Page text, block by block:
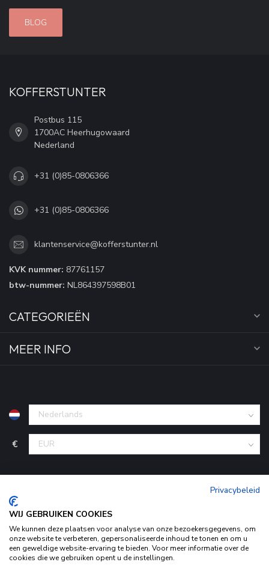
BLOG
KOFFERSTUNTER
Postbus 115
1700AC Heerhugowaard
Nederland
+31 (0)85-0806366
+31 (0)85-0806366
klantenservice@kofferstunter.nl
KVK nummer: 87761157
btw-nummer: NL864397598B01
CATEGORIEËN
MEER INFO
€
© Copyright 2026 KofferStunter- Powered by
Privacybeleid
WIJ GEBRUIKEN COOKIES
We kunnen deze plaatsen voor analyse van onze bezoekersgegevens, om
onze website te verbeteren, gepersonaliseerde inhoud te tonen en om u
een geweldige website-ervaring te bieden. Voor meer informatie over de
cookies die we gebruiken opent u de instellingen.